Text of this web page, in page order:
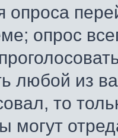
опроса
опрос
любой из
то
могут